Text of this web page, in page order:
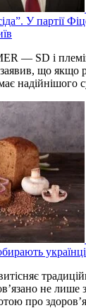
У партії
— SD і
що якщо
надійнішого
українці
не лише
про